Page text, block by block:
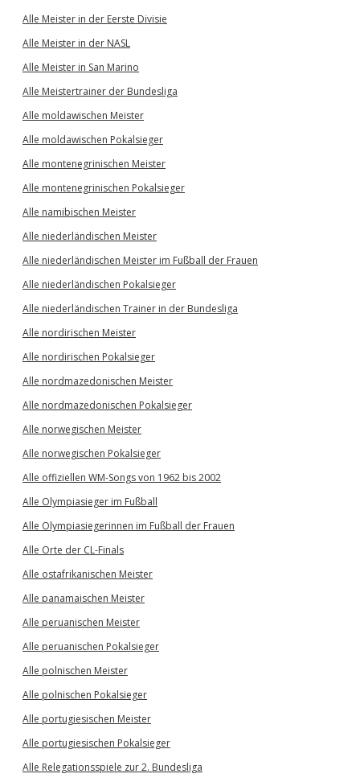
Alle Meister in der Eerste Divisie
Alle Meister in der NASL
Alle Meister in San Marino
Alle Meistertrainer der Bundesliga
Alle moldawischen Meister
Alle moldawischen Pokalsieger
Alle montenegrinischen Meister
Alle montenegrinischen Pokalsieger
Alle namibischen Meister
Alle niederländischen Meister
Alle niederländischen Meister im Fußball der Frauen
Alle niederländischen Pokalsieger
Alle niederländischen Trainer in der Bundesliga
Alle nordirischen Meister
Alle nordirischen Pokalsieger
Alle nordmazedonischen Meister
Alle nordmazedonischen Pokalsieger
Alle norwegischen Meister
Alle norwegischen Pokalsieger
Alle offiziellen WM-Songs von 1962 bis 2002
Alle Olympiasieger im Fußball
Alle Olympiasiegerinnen im Fußball der Frauen
Alle Orte der CL-Finals
Alle ostafrikanischen Meister
Alle panamaischen Meister
Alle peruanischen Meister
Alle peruanischen Pokalsieger
Alle polnischen Meister
Alle polnischen Pokalsieger
Alle portugiesischen Meister
Alle portugiesischen Pokalsieger
Alle Relegationsspiele zur 2. Bundesliga